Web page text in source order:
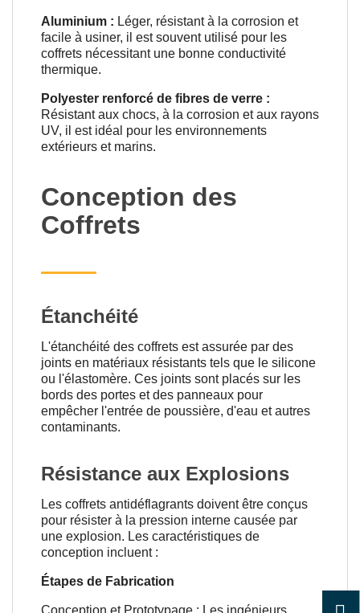
Aluminium : Léger, résistant à la corrosion et
facile à usiner, il est souvent utilisé pour les
coffrets nécessitant une bonne conductivité
thermique.
Polyester renforcé de fibres de verre :
Résistant aux chocs, à la corrosion et aux rayons
UV, il est idéal pour les environnements
extérieurs et marins.
Conception des
Coffrets
Étanchéité
L'étanchéité des coffrets est assurée par des
joints en matériaux résistants tels que le silicone
ou l'élastomère. Ces joints sont placés sur les
bords des portes et des panneaux pour
empêcher l'entrée de poussière, d'eau et autres
contaminants.
Résistance aux Explosions
Les coffrets antidéflagrants doivent être conçus
pour résister à la pression interne causée par
une explosion. Les caractéristiques de
conception incluent :
Étapes de Fabrication
Conception et Prototypage : Les ingénieurs